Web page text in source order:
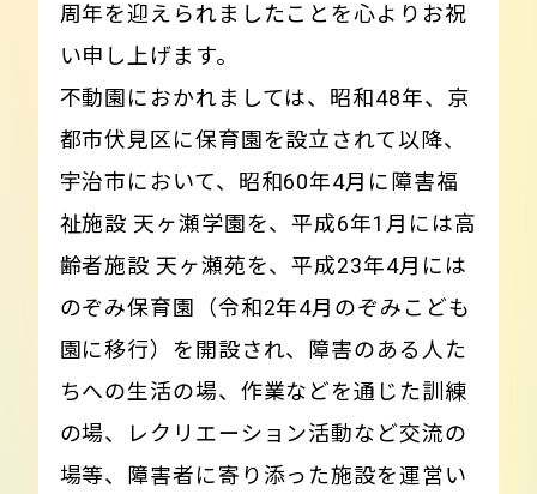
周年を迎えられましたことを心よりお祝
い申し上げます。
不動園におかれましては、昭和48年、京
都市伏見区に保育園を設立されて以降、
宇治市において、昭和60年4月に障害福
祉施設 天ヶ瀬学園を、平成6年1月には高
齢者施設 天ヶ瀬苑を、平成23年4月には
のぞみ保育園（令和2年4月のぞみこども
園に移行）を開設され、障害のある人た
ちへの生活の場、作業などを通じた訓練
の場、レクリエーション活動など交流の
場等、障害者に寄り添った施設を運営い